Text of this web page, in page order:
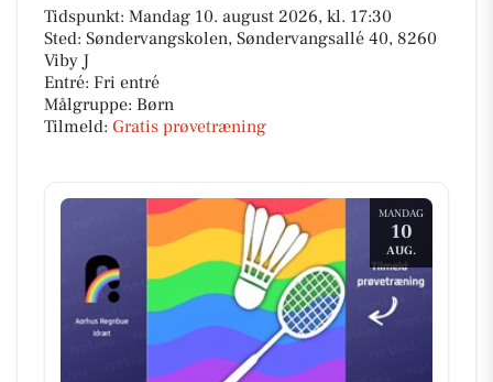
Tidspunkt: Mandag 10. august 2026, kl. 17:30
Sted: Søndervangskolen, Søndervangsallé 40, 8260
Viby J
Entré: Fri entré
Målgruppe: Børn
Tilmeld: Gratis prøvetræning
MANDAG
10
AUG.